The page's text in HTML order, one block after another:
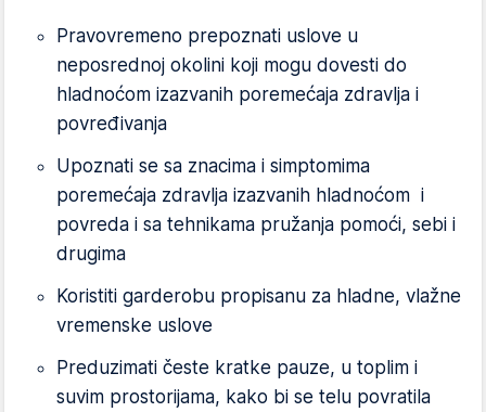
Pravovremeno prepoznati uslove u
neposrednoj okolini koji mogu dovesti do
hladnoćom izazvanih poremećaja zdravlja i
povređivanja
Upoznati se sa znacima i simptomima
poremećaja zdravlja izazvanih hladnoćom i
povreda i sa tehnikama pružanja pomoći, sebi i
drugima
Koristiti garderobu propisanu za hladne, vlažne
vremenske uslove
Preduzimati česte kratke pauze, u toplim i
suvim prostorijama, kako bi se telu povratila